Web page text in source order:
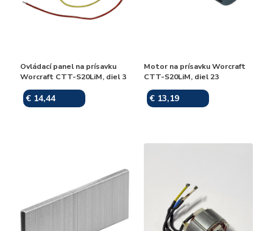
Ovládací panel na prísavku
Worcraft CTT-S20LiM, diel 3
€ 14,44
Motor na prísavku Worcraft
CTT-S20LiM, diel 23
€ 13,19